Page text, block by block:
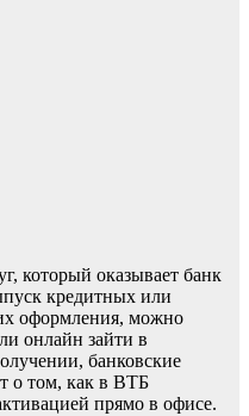
который оказывает банк
кредитных или
оформления, можно
онлайн зайти в
банковские
о том, как в ВТБ
прямо в офисе.